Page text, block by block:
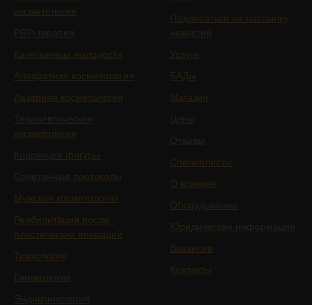
косметология
PRP-терапия
Капельницы молодости
Аппаратная косметология
Лазерная косметология
Терапевтическая
косметология
Коррекция фигуры
Сочетанные протоколы
Мужская косметология
Реабилитация после
пластических операций
Трихология
Гинекология
Эндокринология
Подписаться на рассылку
новостей
Услуги
БАДы
Магазин
Цены
Отзывы
Специалисты
О клинике
Оборудование
Юридическая информация
Вакансии
Контакты